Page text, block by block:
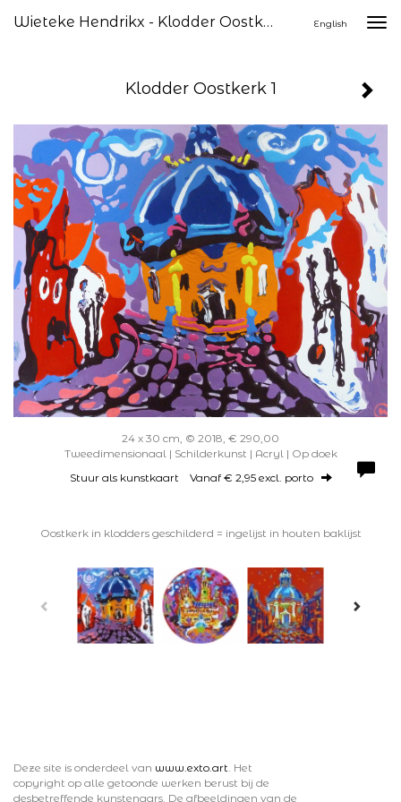
Wieteke Hendrikx - Klodder Oostkerk 1 English
Klodder Oostkerk 1
24 x 30 cm, © 2018, € 290,00
Tweedimensionaal | Schilderkunst | Acryl | Op doek
Stuur als kunstkaart Vanaf € 2,95 excl. porto
Oostkerk in klodders geschilderd = ingelijst in houten baklijst
Deze site is onderdeel van www.exto.art. Het
copyright op alle getoonde werken berust bij de
desbetreffende kunstenaars. De afbeeldingen van de